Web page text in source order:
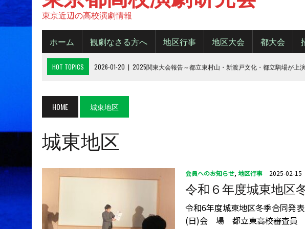
東京近辺の高校演劇情報
ホーム 観劇なさる方へ 地区行事 地区大会 都大会
HOT TOPICS 2026-01-20 | 2025関東大会報告～都立東村山・新渡戸文化・都立駒場が上演
2025-10-14 | 2025年 都大会の観劇について
2026-06-15
令和８年度城東地区新人デビューフェスティバル
HOME 城東地区
城東地区
会員へのお知らせ, 地区行事 2025-02-15
令和６年度城東地区
令和6年度城東地区冬季合同
(日)会 場 都立東高校審査員